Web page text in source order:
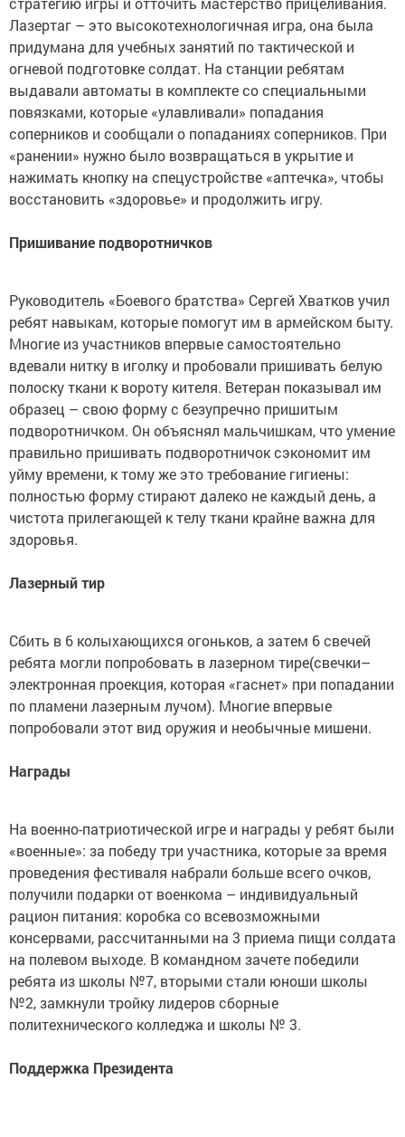
Лазертаг – это высокотехнологичная игра, она была
придумана для учебных занятий по тактической и
огневой подготовке солдат. На станции ребятам
выдавали автоматы в комплекте со специальными
повязками, которые «улавливали» попадания
соперников и сообщали о попаданиях соперников. При
«ранении» нужно было возвращаться в укрытие и
нажимать кнопку на спецустройстве «аптечка», чтобы
восстановить «здоровье» и продолжить игру.
Пришивание подворотничков
Руководитель «Боевого братства» Сергей Хватков учил
ребят навыкам, которые помогут им в армейском быту.
Многие из участников впервые самостоятельно
вдевали нитку в иголку и пробовали пришивать белую
полоску ткани к вороту кителя. Ветеран показывал им
образец – свою форму с безупречно пришитым
подворотничком. Он объяснял мальчишкам, что умение
правильно пришивать подворотничок сэкономит им
уйму времени, к тому же это требование гигиены:
полностью форму стирают далеко не каждый день, а
чистота прилегающей к телу ткани крайне важна для
здоровья.
Лазерный тир
Сбить в 6 колыхающихся огоньков, а затем 6 свечей
ребята могли попробовать в лазерном тире(свечки–
электронная проекция, которая «гаснет» при попадании
по пламени лазерным лучом). Многие впервые
попробовали этот вид оружия и необычные мишени.
Награды
На военно-патриотической игре и награды у ребят были
«военные»: за победу три участника, которые за время
проведения фестиваля набрали больше всего очков,
получили подарки от военкома – индивидуальный
рацион питания: коробка со всевозможными
консервами, рассчитанными на 3 приема пищи солдата
на полевом выходе. В командном зачете победили
ребята из школы №7, вторыми стали юноши школы
№2, замкнули тройку лидеров сборные
политехнического колледжа и школы № 3.
Поддержка Президента